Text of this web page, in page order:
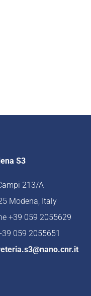
S3
213/A
Modena, Italy
+39 059 2055629
059 2055651